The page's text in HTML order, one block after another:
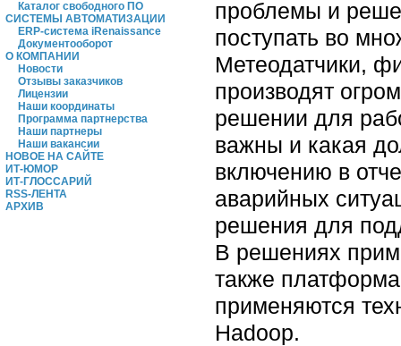
Каталог свободного ПО
СИСТЕМЫ АВТОМАТИЗАЦИИ
ERP-система iRenaissance
Документооборот
О КОМПАНИИ
Новости
Отзывы заказчиков
Лицензии
Наши координаты
Программа партнерства
Наши партнеры
Наши вакансии
НОВОЕ НА САЙТЕ
ИТ-ЮМОР
ИТ-ГЛОССАРИЙ
RSS-ЛЕНТА
АРХИВ
проблемы и
поступать во
Метеодатчики,
производят
решении для
важны и какая
включению в
аварийных
решения для
В решениях
также
применяются
Hadoop.